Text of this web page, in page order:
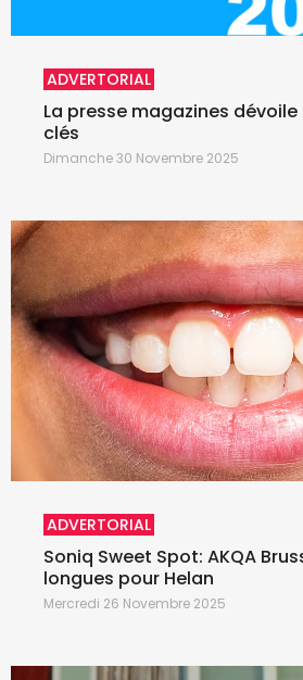
ADVERTORIAL
La presse magazines
clés
Dimanche 30 Novembre 2025
ADVERTORIAL
Soniq Sweet Spot: AKQA
longues pour Helan
Mercredi 26 Novembre 2025